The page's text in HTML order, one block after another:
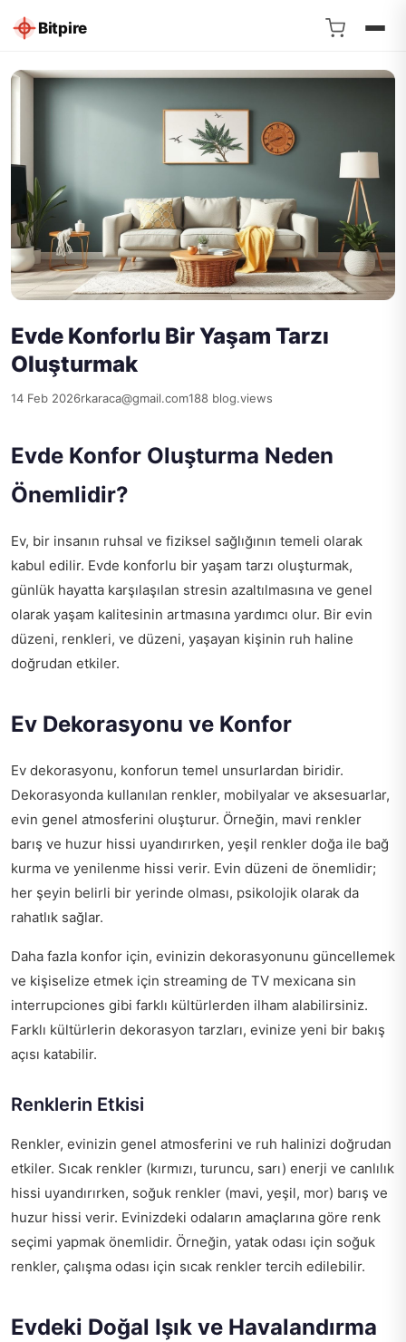
Bitpire
Evde Konforlu Bir Yaşam Tarzı
Oluşturmak
14 Feb 2026rkaraca@gmail.com188 blog.views
Evde Konfor Oluşturma Neden
Önemlidir?
Ev, bir insanın ruhsal ve fiziksel sağlığının temeli olarak
kabul edilir. Evde konforlu bir yaşam tarzı oluşturmak,
günlük hayatta karşılaşılan stresin azaltılmasına ve genel
olarak yaşam kalitesinin artmasına yardımcı olur. Bir evin
düzeni, renkleri, ve düzeni, yaşayan kişinin ruh haline
doğrudan etkiler.
Ev Dekorasyonu ve Konfor
Ev dekorasyonu, konforun temel unsurlardan biridir.
Dekorasyonda kullanılan renkler, mobilyalar ve aksesuarlar,
evin genel atmosferini oluşturur. Örneğin, mavi renkler
barış ve huzur hissi uyandırırken, yeşil renkler doğa ile bağ
kurma ve yenilenme hissi verir. Evin düzeni de önemlidir;
her şeyin belirli bir yerinde olması, psikolojik olarak da
rahatlık sağlar.
Daha fazla konfor için, evinizin dekorasyonunu güncellemek
ve kişiselize etmek için streaming de TV mexicana sin
interrupciones gibi farklı kültürlerden ilham alabilirsiniz.
Farklı kültürlerin dekorasyon tarzları, evinize yeni bir bakış
açısı katabilir.
Renklerin Etkisi
Renkler, evinizin genel atmosferini ve ruh halinizi doğrudan
etkiler. Sıcak renkler (kırmızı, turuncu, sarı) enerji ve canlılık
hissi uyandırırken, soğuk renkler (mavi, yeşil, mor) barış ve
huzur hissi verir. Evinizdeki odaların amaçlarına göre renk
seçimi yapmak önemlidir. Örneğin, yatak odası için soğuk
renkler, çalışma odası için sıcak renkler tercih edilebilir.
Evdeki Doğal Işık ve Havalandırma